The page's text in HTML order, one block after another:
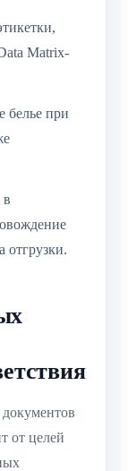
Matrix-
белье при
в
отгрузки.
от целей